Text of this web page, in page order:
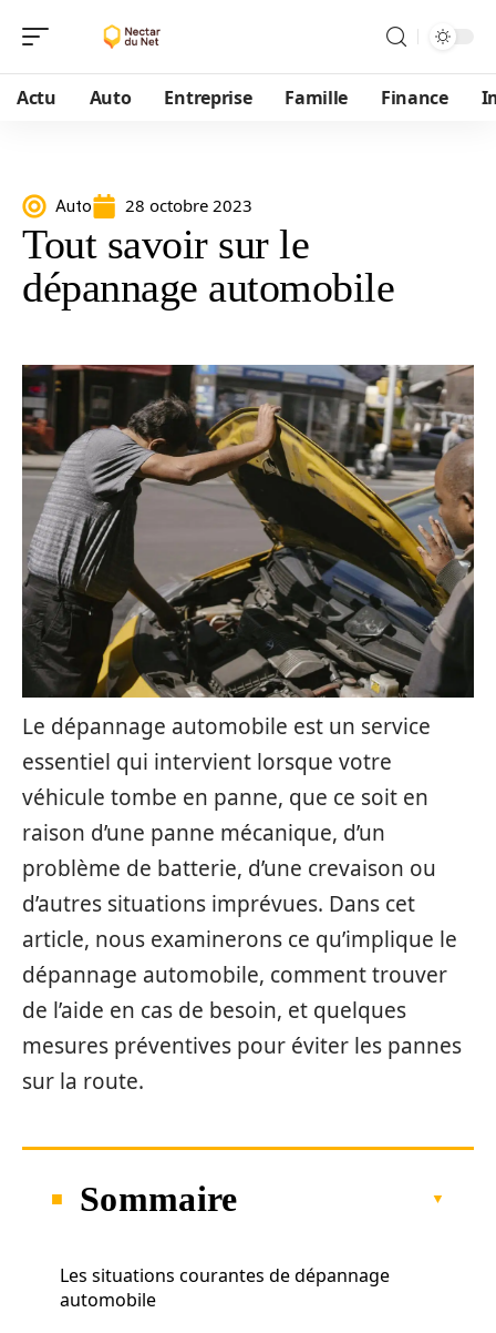
Actu Auto Entreprise Famille Finance
Auto 28 octobre 2023
Tout savoir sur le
dépannage automobile
Le dépannage automobile est un service
essentiel qui intervient lorsque votre
véhicule tombe en panne, que ce soit en
raison d’une panne mécanique, d’un
problème de batterie, d’une crevaison ou
d’autres situations imprévues. Dans cet
article, nous examinerons ce qu’implique le
dépannage automobile, comment trouver
de l’aide en cas de besoin, et quelques
mesures préventives pour éviter les pannes
sur la route.
Sommaire
Les situations courantes de dépannage
automobile